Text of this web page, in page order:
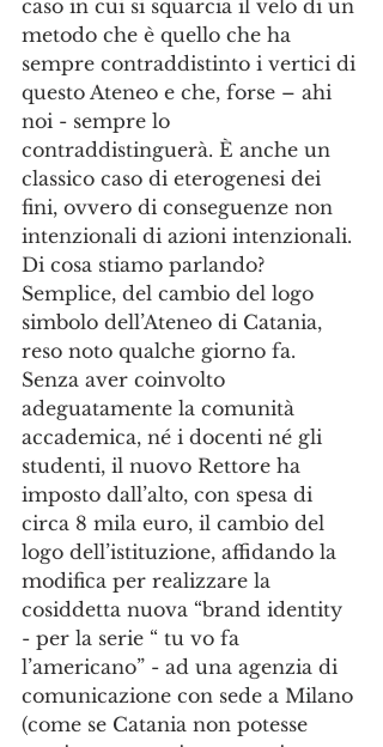
caso in cui si squarcia il velo di un
metodo che è quello che ha
sempre contraddistinto i vertici di
questo Ateneo e che, forse – ahi
noi - sempre lo
contraddistinguerà. È anche un
classico caso di eterogenesi dei
fini, ovvero di conseguenze non
intenzionali di azioni intenzionali.
Di cosa stiamo parlando?
Semplice, del cambio del logo
simbolo dell’Ateneo di Catania,
reso noto qualche giorno fa.
Senza aver coinvolto
adeguatamente la comunità
accademica, né i docenti né gli
studenti, il nuovo Rettore ha
imposto dall’alto, con spesa di
circa 8 mila euro, il cambio del
logo dell’istituzione, affidando la
modifica per realizzare la
cosiddetta nuova “brand identity
- per la serie “ tu vo fa
l’americano” - ad una agenzia di
comunicazione con sede a Milano
(come se Catania non potesse